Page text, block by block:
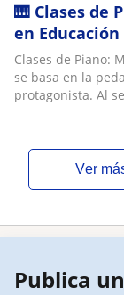
🎹 Clases de
en
presencial
Consúltame
​Clases de Piano:
se basa en la
protagonista. Al
ver
Publica